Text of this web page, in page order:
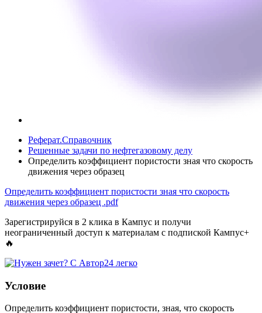
Реферат.Справочник
Решенные задачи по нефтегазовому делу
Определить коэффициент пористости зная что скорость
движения через образец
Определить коэффициент пористости зная что скорость
движения через образец .pdf
Зарегистрируйся в 2 клика в Кампус и получи
неограниченный доступ к материалам с подпиской Кампус+
🔥
Условие
Определить коэффициент пористости, зная, что скорость